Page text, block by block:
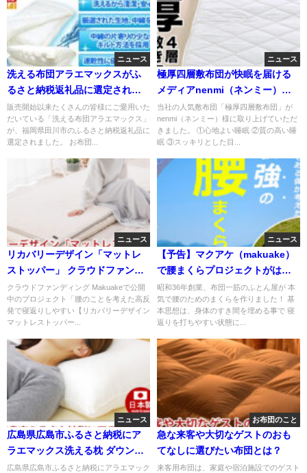
ニュース
洗える布団アラエマックスがふ
るさと納税返礼品に選定されま
した！
販売開始以来たくさんの皆様にご愛用いた
だいている「洗える布団アラエマックス」
が、福岡県田川市のふるさと納税返礼品に
選定されました。 お布団...
ニュース
極厚四層敷布団が快眠を届ける
メディアnenmi（ネンミー）様
に取り上げて頂きました。
当社の人気敷布団「極厚四層敷布団」が
nenmi（ネンミー）様に取り上げていただ
きました。 ①心地よい睡眠 ②質の高い睡
眠 ③スッキリとした目...
ニュース
リカバリーデザイン「マットレ
ストッパー」 クラウドファンデ
ィングで目標達成しました！
クラウドファンディング Makuakeで公開
中のプロジェクト「腰のことを考えた高反
発で寝返りしやすい【リカバリーデザイン
マットレストッパー...
ニュース
【予告】マクアケ（makuake）
で腰まくらプロジェクトがはじ
まります！
昭和36年創業、布団一筋のふとん屋が 本
気で腰のためのまくらを作りました！ 基
本思想は、身体のすき間を埋める事で 寝
返りを打ちやすい状態に...
ニュース
広島県広島市ふるさと納税にア
ラエマックス洗える枕 ダウンラ
イクが選定されました！
広島県広島市ふるさと納税にアラエマック
お布団のこと
急な来客や大切なゲストのおも
てなしに選びたい布団とは？
来客用布団は、家庭や宿泊施設でのゲスト